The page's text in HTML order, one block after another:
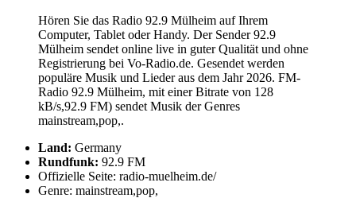
Hören Sie das Radio 92.9 Mülheim auf Ihrem
Computer, Tablet oder Handy. Der Sender 92.9
Mülheim sendet online live in guter Qualität und ohne
Registrierung bei Vo-Radio.de. Gesendet werden
populäre Musik und Lieder aus dem Jahr 2026. FM-
Radio 92.9 Mülheim, mit einer Bitrate von 128
kB/s,92.9 FM) sendet Musik der Genres
mainstream,pop,.
Land: Germany
Rundfunk: 92.9 FM
Offizielle Seite: radio-muelheim.de/
Genre: mainstream,pop,